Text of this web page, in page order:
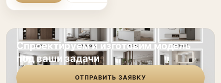
Спроектируем и изготовим модель
под ваши задачи
ОТПРАВИТЬ ЗАЯВКУ